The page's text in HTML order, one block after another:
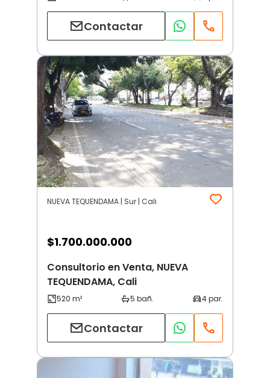
Contactar
NUEVA TEQUENDAMA | Sur | Cali
$1.700.000.000
Consultorio en Venta, NUEVA
TEQUENDAMA, Cali
Contactar